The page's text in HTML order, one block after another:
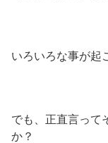
いろいろな事が起
でも、正直言って
か？